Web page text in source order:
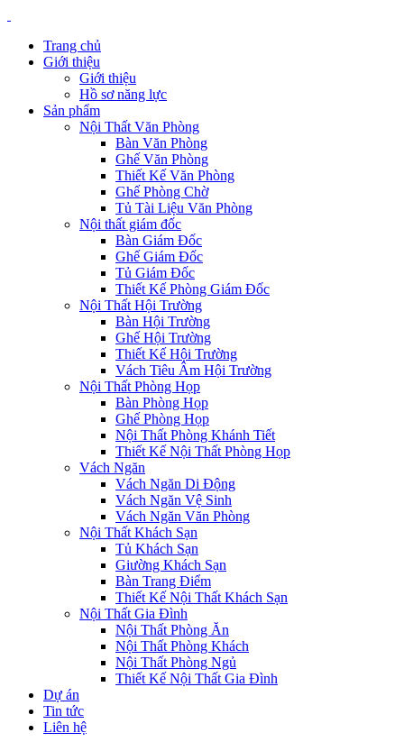
Trang chủ
Giới thiệu
Giới thiệu
Hồ sơ năng lực
Sản phẩm
Nội Thất Văn Phòng
Bàn Văn Phòng
Ghế Văn Phòng
Thiết Kế Văn Phòng
Ghế Phòng Chờ
Tủ Tài Liệu Văn Phòng
Nội thất giám đốc
Bàn Giám Đốc
Ghế Giám Đốc
Tủ Giám Đốc
Thiết Kế Phòng Giám Đốc
Nội Thất Hội Trường
Bàn Hội Trường
Ghế Hội Trường
Thiết Kế Hội Trường
Vách Tiêu Âm Hội Trường
Nội Thất Phòng Họp
Bàn Phòng Họp
Ghế Phòng Họp
Nội Thất Phòng Khánh Tiết
Thiết Kế Nội Thất Phòng Họp
Vách Ngăn
Vách Ngăn Di Động
Vách Ngăn Vệ Sinh
Vách Ngăn Văn Phòng
Nội Thất Khách Sạn
Tủ Khách Sạn
Giường Khách Sạn
Bàn Trang Điểm
Thiết Kế Nội Thất Khách Sạn
Nội Thất Gia Đình
Nội Thất Phòng Ăn
Nội Thất Phòng Khách
Nội Thất Phòng Ngủ
Thiết Kế Nội Thất Gia Đình
Dự án
Tin tức
Liên hệ